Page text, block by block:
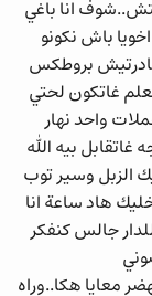
انا باغي
باش نكونو
بروطكس
غاتكون لحتي
الله وحملات واحد نهار
بيه الله
الزبل وسير توب
هاد ساعة انا
جالس كنفكر
معايا هكا..وراه